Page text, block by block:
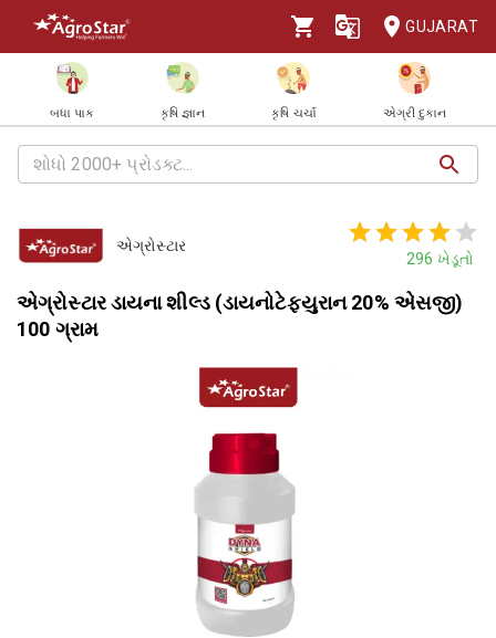
GUJARAT
બધા પાક કૃષિ જ્ઞાન કૃષિ ચર્ચા એગ્રી દુકાન
એગ્રોસ્ટાર
296 ખેડૂતો
એગ્રોસ્ટાર ડાયના શીલ્ડ (ડાયનોટેફ્યુરાન 20% એસજી)
100 ગ્રામ